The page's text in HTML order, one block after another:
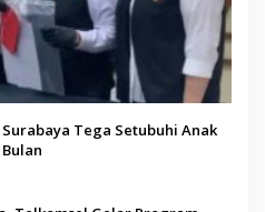
Tega Setubuhi Anak